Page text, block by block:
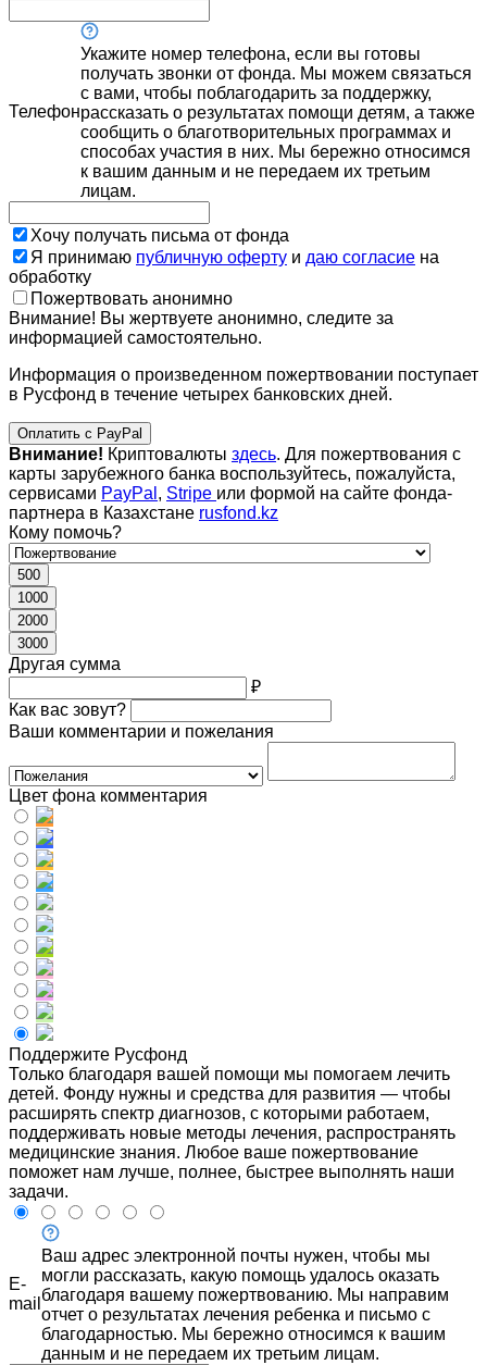
Телефон
Укажите номер телефона, если вы готовы
получать звонки от фонда. Мы можем связаться
с вами, чтобы поблагодарить за поддержку,
рассказать о результатах помощи детям, а также
сообщить о благотворительных программах и
способах участия в них. Мы бережно относимся
к вашим данным и не передаем их третьим
лицам.
Хочу получать письма от фонда
Я принимаю публичную оферту и даю согласие на
обработку
Пожертвовать анонимно
Внимание! Вы жертвуете анонимно, следите за
информацией самостоятельно.
Информация о произведенном пожертвовании поступает
в Русфонд в течение четырех банковских дней.
Оплатить с PayPal
Внимание! Криптовалюты здесь. Для пожертвования с
карты зарубежного банка воспользуйтесь, пожалуйста,
сервисами PayPal , Stripe или формой на сайте фонда-
партнера в Казахстане rusfond.kz
Кому помочь?
500
1000
2000
3000
Другая сумма
₽
Как вас зовут?
Ваши комментарии и пожелания
Цвет фона комментария
Поддержите Русфонд
Только благодаря вашей помощи мы помогаем лечить
детей. Фонду нужны и средства для развития — чтобы
расширять спектр диагнозов, с которыми работаем,
поддерживать новые методы лечения, распространять
медицинские знания. Любое ваше пожертвование
поможет нам лучше, полнее, быстрее выполнять наши
задачи.
E-
mail
Ваш адрес электронной почты нужен, чтобы мы
могли рассказать, какую помощь удалось оказать
благодаря вашему пожертвованию. Мы направим
отчет о результатах лечения ребенка и письмо с
благодарностью. Мы бережно относимся к вашим
данным и не передаем их третьим лицам.